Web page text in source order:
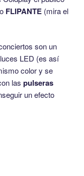
FLIPANTE (mira el
son un
LED (es así
color y se
las pulseras
un efecto